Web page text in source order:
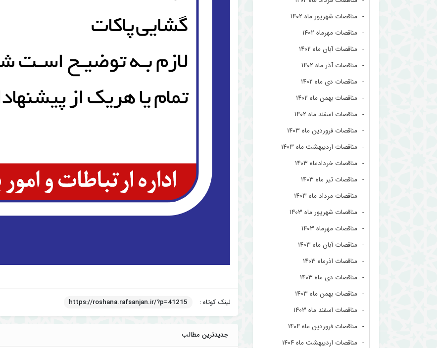
مناقصات شهریور ماه ۱۴۰۲
مناقصات مهرماه ۱۴۰۲
مناقصات آبان ماه ۱۴۰۲
مناقصات آذر ماه ۱۴۰۲
مناقصات دی ماه ۱۴۰۲
مناقصات بهمن ماه ۱۴۰۲
مناقصات اسفند ماه ۱۴۰۲
مناقصات فروردین ماه ۱۴۰۳
مناقصات اردیبهشت ماه ۱۴۰۳
مناقصات خردادماه ۱۴۰۳
مناقصات تیر ماه ۱۴۰۳
مناقصات مرداد ماه ۱۴۰۳
مناقصات شهریور ماه ۱۴۰۳
مناقصات مهرماه ۱۴۰۳
مناقصات آبان ماه ۱۴۰۳
مناقصات اذرماه ۱۴۰۳
مناقصات دی ماه ۱۴۰۳
مناقصات بهمن ماه ۱۴۰۳
مناقصات اسفند ماه ۱۴۰۳
مناقصات فروردین ماه ۱۴۰۴
مناقصات اردیبهشت ماه ۱۴۰۴
لینک کوتاه : https://roshana.rafsanjan.ir/?p=41215
جدیدترین مطالب